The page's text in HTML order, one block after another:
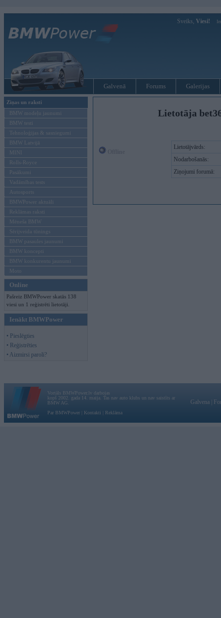
Sveiks, Viesi!
Galvenā Forums Galerijas
Ziņas un raksti
BMW modeļu jaunumi
BMW testi
Tehnoloģijas & sasniegumi
BMW Latvijā
MINI
Rolls-Royce
Pasākumi
Vadāmības tests
Autosports
BMWPower aktuāli
Reklāmas raksti
Mēneša BMW
Sērijveida tūnings
BMW pasaules jaunumi
BMW koncepti
BMW konkurentu jaunumi
Moto
Online
Pašreiz BMWPower skatās 138
viesi un 1 reģistrēti lietotāji.
Ienākt BMWPower
• Pieslēgties
• Reģistrēties
• Aizmirsi paroli?
Lietotāja
Lietotājvārds:
Nodarbošanās:
Ziņojumi forumā:
Vortāls BMWPower.lv darbojas
kopš 2002. gada 14. maija. Tas nav auto klubs un nav saistīts ar
BMW AG.
Par BMWPower
Kontakti Reklāma
Galvena